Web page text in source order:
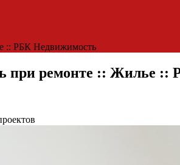
:: РБК Недвижимость
при ремонте :: Жилье